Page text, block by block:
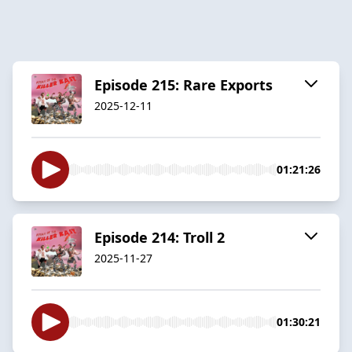
Episode 215: Rare Exports
2025-12-11
01:21:26
Episode 214: Troll 2
2025-11-27
01:30:21